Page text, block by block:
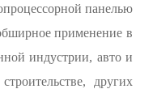
панелью
применение в
индустрии, авто и
других